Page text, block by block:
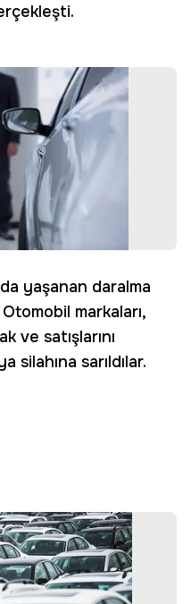
yaşanan daralma
markaları,
ve satışlarını
silahına sarıldılar.